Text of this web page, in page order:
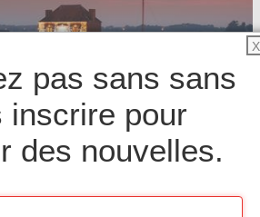
DE GAMME
X
pas sans sans
inscrire pour
des nouvelles.